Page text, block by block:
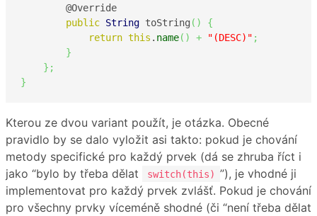
        @Override
public String toString ( )
{
return this . name( ) + "(DESC)" ;
}
} ;
}
Kterou ze dvou variant použít, je otázka. Obecné
pravidlo by se dalo vyložit asi takto: pokud je chování
metody specifické pro každý prvek (dá se zhruba říct i
jako “bylo by třeba dělat
switch(this) ”), je vhodné ji
implementovat pro každý prvek zvlášť. Pokud je chování
pro všechny prvky víceméně shodné (či “není třeba dělat